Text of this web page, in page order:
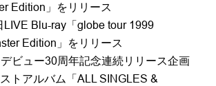
Edition」をリリース
LIVE Blu-ray「globe tour 1999
Edition」をリリース
ビュー30周年記念連続リリース企画
トアルバム「ALL SINGLES &